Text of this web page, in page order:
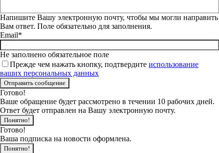
Напишите Вашу электронную почту, чтобы мы могли направить
Вам ответ. Поле обязательно для заполнения.
Email*
Не заполнено обязательное поле
Прежде чем нажать кнопку, подтвердите использование
ваших персональных данных
Готово!
Ваше обращение будет рассмотрено в течении 10 рабочих дней.
Ответ будет отправлен на Вашу электронную почту.
Понятно!
Готово!
Ваша подписка на новости оформлена.
Понятно!